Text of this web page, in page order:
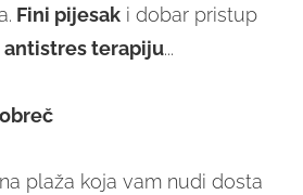
Fini pijesak i dobar pristup
antistres terapiju...
plaža koja vam nudi dosta